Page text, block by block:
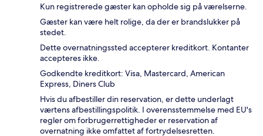
Kun registrerede gæster kan opholde sig på værelserne.
Gæster kan være helt rolige, da der er brandslukker på
stedet.
Dette overnatningssted accepterer kreditkort. Kontanter
accepteres ikke.
Godkendte kreditkort: Visa, Mastercard, American
Express, Diners Club
Hvis du afbestiller din reservation, er dette underlagt
værtens afbestillingspolitik. I overensstemmelse med EU's
regler om forbrugerrettigheder er reservation af
overnatning ikke omfattet af fortrydelsesretten.